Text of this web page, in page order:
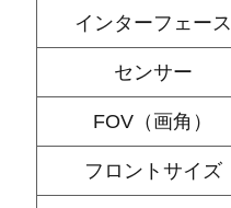
インターフェース
センサー
FOV（画角）
フロントサイズ